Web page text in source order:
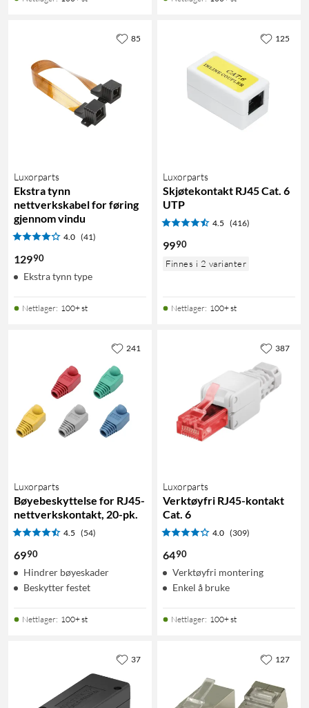
Luxorparts
Ekstra tynn
nettverkskabel for føring
gjennom vindu
4.0 (41)
12990
Ekstra tynn type
Nettlager: 100+ st
85
Luxorparts
Skjøtekontakt RJ45 Cat. 6
UTP
4.5 (416)
9990
Finnes i 2 varianter
Nettlager: 100+ st
125
Luxorparts
Bøyebeskyttelse for RJ45-
nettverkskontakt, 20-pk.
4.5 (54)
6990
Hindrer bøyeskader
Beskytter festet
Nettlager: 100+ st
241
Luxorparts
Verktøyfri RJ45-kontakt
Cat. 6
4.0 (309)
6490
Verktøyfri montering
Enkel å bruke
Nettlager: 100+ st
387
37 127